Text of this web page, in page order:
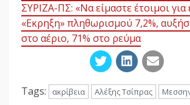
ΣΥΡΙΖΑ-ΠΣ: «Να είμαστε έτοιμοι για
«Εκρηξη» πληθωρισμού 7,2%,
στο αέριο, 71% στο ρεύμα
Tags: ακρίβεια Αλέξης Τσίπρας